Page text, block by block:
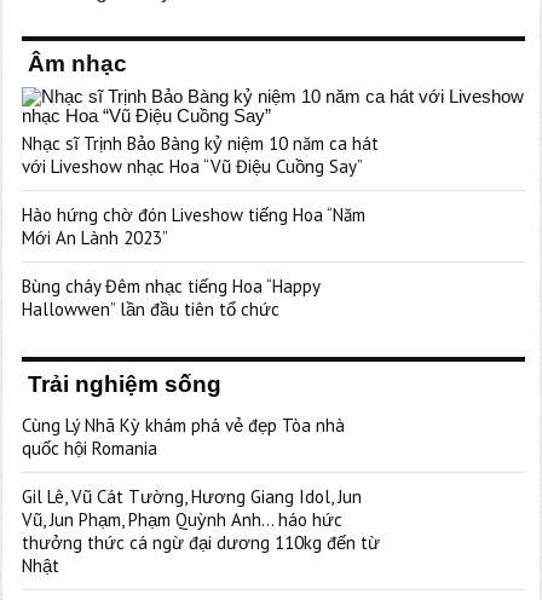
Âm nhạc
Nhạc sĩ Trịnh Bảo Bàng kỷ niệm 10 năm ca hát
với Liveshow nhạc Hoa “Vũ Điệu Cuồng Say”
Hào hứng chờ đón Liveshow tiếng Hoa “Năm
Mới An Lành 2023”
Bùng cháy Đêm nhạc tiếng Hoa “Happy
Hallowwen” lần đầu tiên tổ chức
Trải nghiệm sống
Cùng Lý Nhã Kỳ khám phá vẻ đẹp Tòa nhà
quốc hội Romania
Gil Lê, Vũ Cát Tường, Hương Giang Idol, Jun
Vũ, Jun Phạm, Phạm Quỳnh Anh… háo hức
thưởng thức cá ngừ đại dương 110kg đến từ
Nhật